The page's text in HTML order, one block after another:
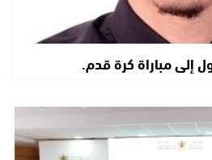
إلى مباراة كرة قدم.